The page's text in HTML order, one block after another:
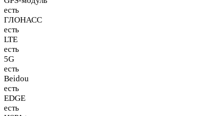
есть
ГЛОНАСС
есть
LTE
есть
5G
есть
Beidou
есть
EDGE
есть